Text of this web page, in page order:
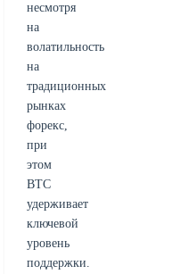
несмотря
на
волатильность
на
традиционных
рынках
форекс,
при
этом
BTC
удерживает
ключевой
уровень
поддержки.